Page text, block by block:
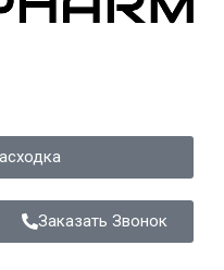
Заказать Звонок